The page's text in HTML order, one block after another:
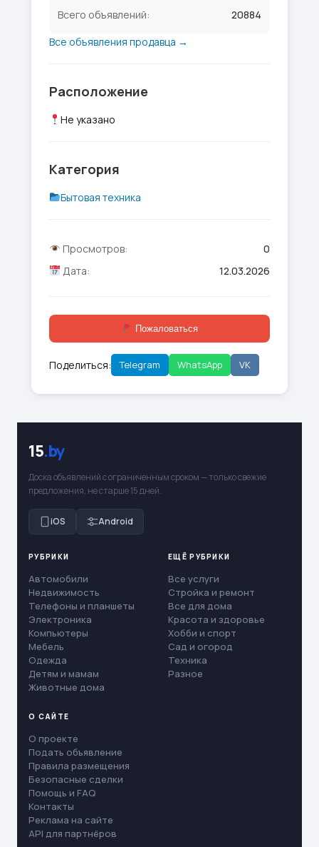
Всего объявлений:
20884
Все объявления продавца →
Расположение
Не указано
Категория
Бытовая техника
Просмотров:
0
Дата:
12.03.2026
Пожаловаться
Поделиться: Telegram WhatsApp VK
15.by
Доска объявлений с ограниченным сроком — только свежие
предложения, не старше 15 дней.
iOS Android
РУБРИКИ
Автомобили
Недвижимость
Телефоны и планшеты
Электроника
Компьютеры
Мебель
Одежда
Детям и мамам
Животные дома
ЕЩЁ РУБРИКИ
Все услуги
Стройка и ремонт
Все для дома
Красота и здоровье
Хобби и спорт
Сад и огород
Техника
Разное
О САЙТЕ
О проекте
Подать объявление
Правила размещения
Безопасные сделки
Помощь и FAQ
Контакты
Реклама на сайте
API для партнёров